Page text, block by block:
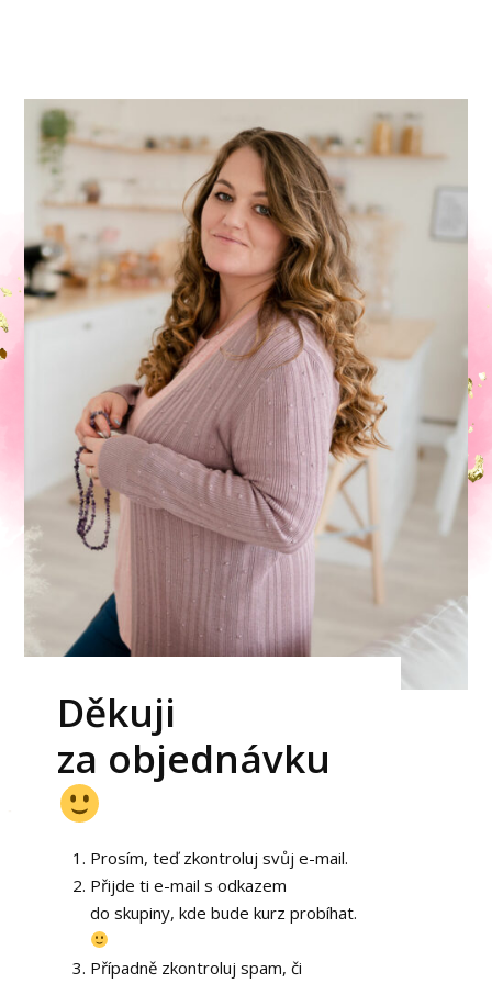
Děkuji
za objednávku
Prosím, teď zkontroluj svůj e-mail.
Přijde ti e-mail s odkazem
do skupiny, kde bude kurz probíhat.
Případně zkontroluj spam, či